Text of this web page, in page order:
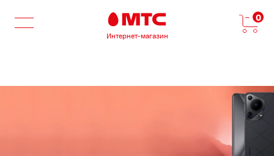
Интернет-магазин
0